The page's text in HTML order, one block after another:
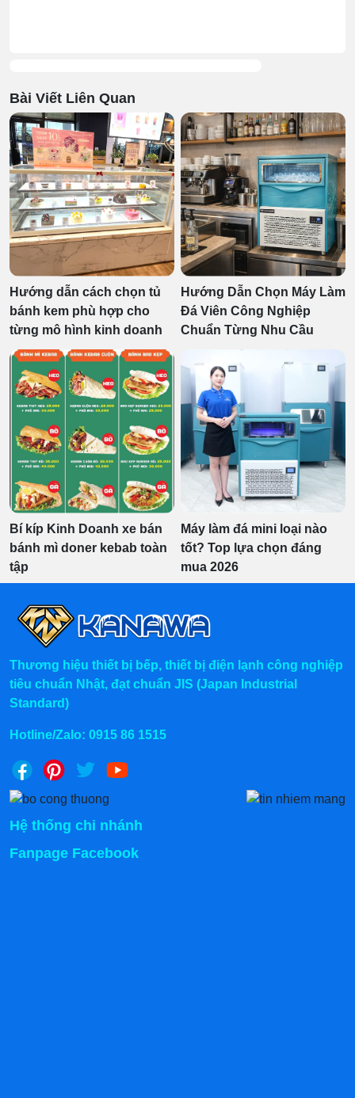
Bài Viết Liên Quan
Hướng dẫn cách chọn tủ
bánh kem phù hợp cho
từng mô hình kinh doanh
Hướng Dẫn Chọn Máy Làm
Đá Viên Công Nghiệp
Chuẩn Từng Nhu Cầu
Bí kíp Kinh Doanh xe bán
bánh mì doner kebab toàn
tập
Máy làm đá mini loại nào
tốt? Top lựa chọn đáng
mua 2026
Thương hiệu thiết bị bếp, thiết bị điện lạnh công nghiệp
tiêu chuẩn Nhật, đạt chuẩn JIS (Japan Industrial
Standard)
Hotline/Zalo: 0915 86 1515
Hệ thống chi nhánh
Fanpage Facebook